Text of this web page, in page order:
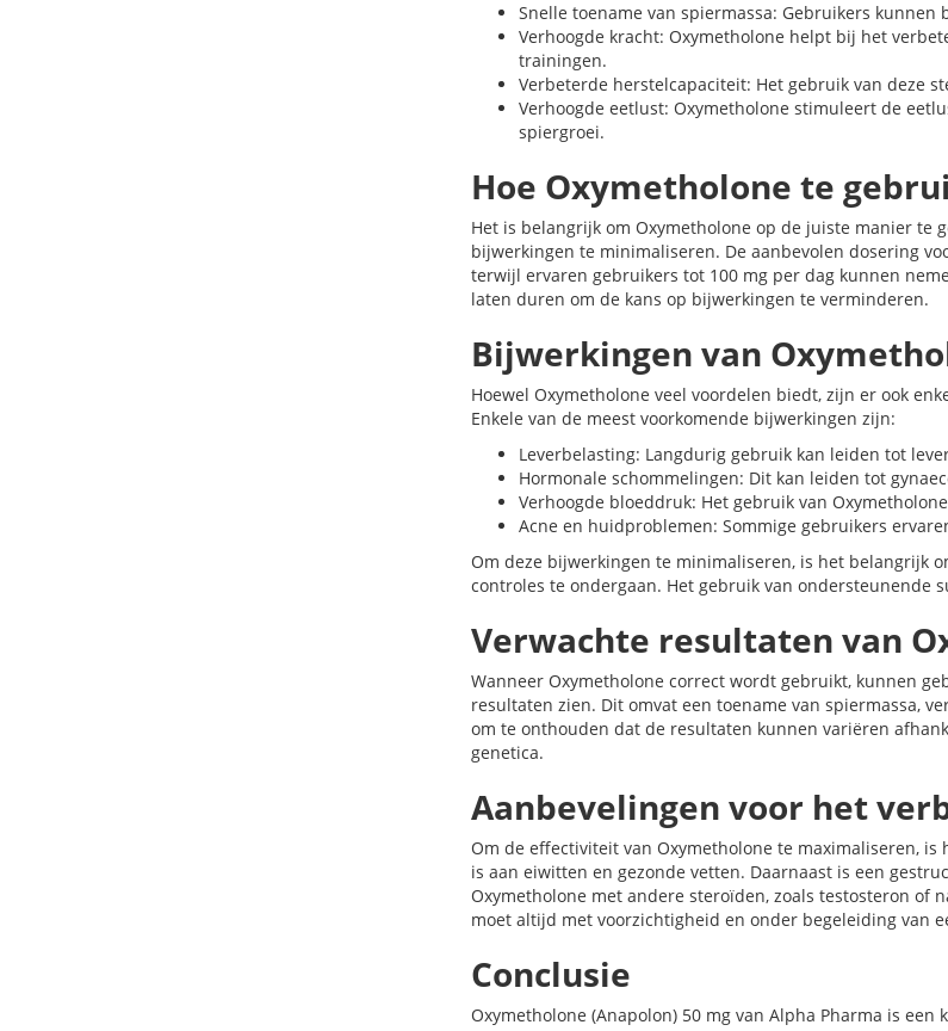
Snelle toename van spiermassa: Gebruikers
Verhoogde kracht: Oxymetholone helpt bij het
trainingen.
Verbeterde herstelcapaciteit: Het gebruik van deze
Verhoogde eetlust: Oxymetholone stimuleert de
spiergroei.
Hoe Oxymetholone te
Het is belangrijk om Oxymetholone op de juiste manier te
bijwerkingen te minimaliseren. De aanbevolen dosering
terwijl ervaren gebruikers tot 100 mg per dag kunnen
laten duren om de kans op bijwerkingen te verminderen.
Bijwerkingen van
Hoewel Oxymetholone veel voordelen biedt, zijn er ook
Enkele van de meest voorkomende bijwerkingen zijn:
Leverbelasting: Langdurig gebruik kan leiden tot
Hormonale schommelingen: Dit kan leiden tot
Verhoogde bloeddruk: Het gebruik van
Acne en huidproblemen: Sommige gebruikers
Om deze bijwerkingen te minimaliseren, is het belangrijk
controles te ondergaan. Het gebruik van ondersteunende
Verwachte resultaten van
Wanneer Oxymetholone correct wordt gebruikt, kunnen
resultaten zien. Dit omvat een toename van spiermassa,
om te onthouden dat de resultaten kunnen variëren
genetica.
Aanbevelingen voor het
Om de effectiviteit van Oxymetholone te maximaliseren,
is aan eiwitten en gezonde vetten. Daarnaast is een
Oxymetholone met andere steroïden, zoals testosteron of
moet altijd met voorzichtigheid en onder begeleiding van
Conclusie
Oxymetholone (Anapolon) 50 mg van Alpha Pharma is